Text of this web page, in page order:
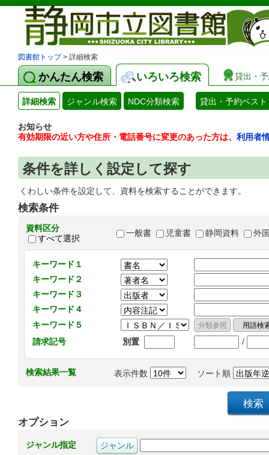
図書館トップ> 詳細検索
かんたん検索 いろいろ検索 貸出・
詳細検索 ジャンル検索 NDC分類検索 貸出・予約ベスト
お知らせ
有効期限の近い方や住所・電話番号に変更のあった方は、 利用者
条件を詳しく設定して探す
くわしい条件を設定して、資料を検索することができます。
検索条件
資料区分
すべて選択
一般書 児童書 静岡資料 外
キーワード１
キーワード２
キーワード３
キーワード４
キーワード５
請求記号
別置 /
検索結果一覧 表示件数 ソート順
オプション
ジャンル指定